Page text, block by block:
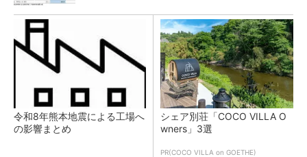
令和8年熊本地震による工場へ
の影響まとめ
シェア別荘「COCO VILLA O
wners」3選
PR(COCO VILLA on GOETHE)